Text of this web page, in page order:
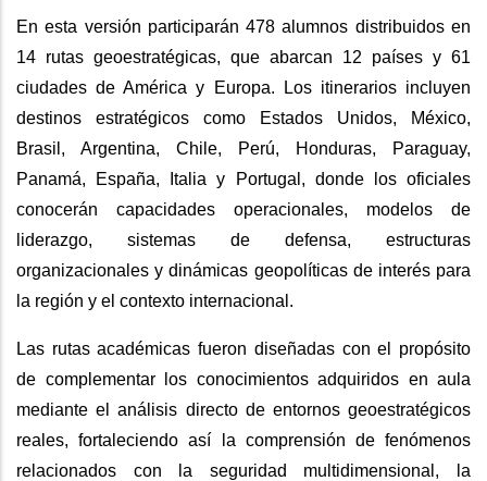
En esta versión participarán 478 alumnos distribuidos en
14 rutas geoestratégicas, que abarcan 12 países y 61
ciudades de América y Europa. Los itinerarios incluyen
destinos estratégicos como Estados Unidos, México,
Brasil, Argentina, Chile, Perú, Honduras, Paraguay,
Panamá, España, Italia y Portugal, donde los oficiales
conocerán capacidades operacionales, modelos de
liderazgo, sistemas de defensa, estructuras
organizacionales y dinámicas geopolíticas de interés para
la región y el contexto internacional.
Las rutas académicas fueron diseñadas con el propósito
de complementar los conocimientos adquiridos en aula
mediante el análisis directo de entornos geoestratégicos
reales, fortaleciendo así la comprensión de fenómenos
relacionados con la seguridad multidimensional, la